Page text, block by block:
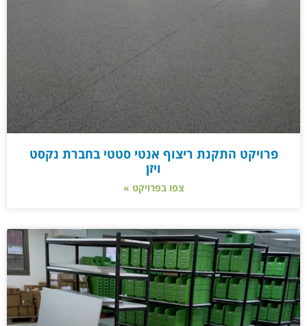
פרויקט התקנת ריצוף אנטי סטטי בחברת נקסט
ויזן
צפו בפרויקט »